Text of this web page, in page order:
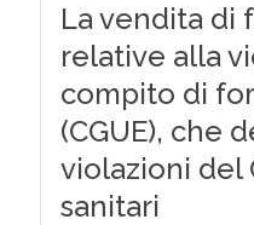
La vendita di
relative alla
compito di
(CGUE), che
violazioni del
sanitari